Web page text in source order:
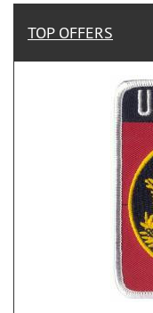
TOP OFFERS